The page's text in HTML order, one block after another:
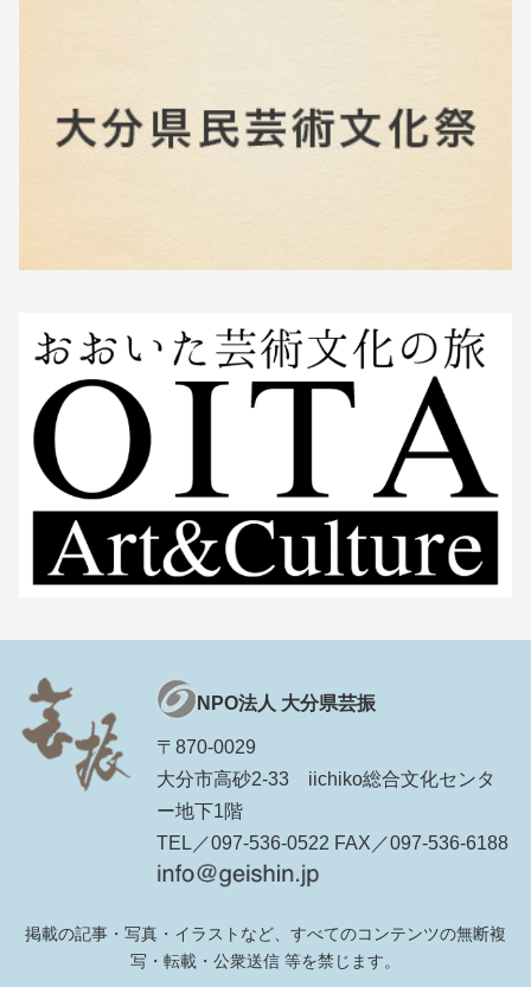
NPO法人 大分県芸振
〒870-0029
大分市高砂2-33 iichiko総合文化センタ
ー地下1階
TEL／097-536-0522 FAX／097-536-6188
掲載の記事・写真・イラストなど、すべてのコンテンツの無断複
写・転載・公衆送信 等を禁じます。